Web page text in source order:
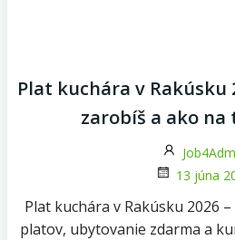
Plat kuchára v Rakúsku
zarobíš a ako
13 júna
Plat kuchára v Rakúsku 2026
platov, ubytovanie zdarma a